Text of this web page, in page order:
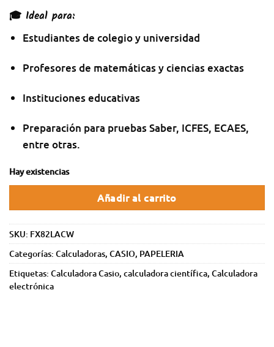
🎓 Ideal para:
Estudiantes de colegio y universidad
Profesores de matemáticas y ciencias exactas
Instituciones educativas
Preparación para pruebas Saber, ICFES, ECAES,
entre otras.
Hay existencias
Añadir al carrito
SKU: FX82LACW
Categorías: Calculadoras, CASIO, PAPELERIA
Etiquetas: Calculadora Casio, calculadora científica, Calculadora
electrónica